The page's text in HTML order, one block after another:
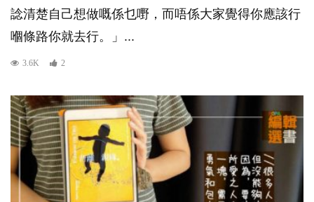
諗清楚自己想做嘅係乜嘢，而唔係大家覺得你應該行
嗰條路你就去行。」...
3.6K 2